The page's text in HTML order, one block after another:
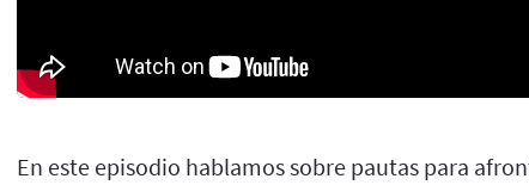
En este episodio hablamos sobre pautas para